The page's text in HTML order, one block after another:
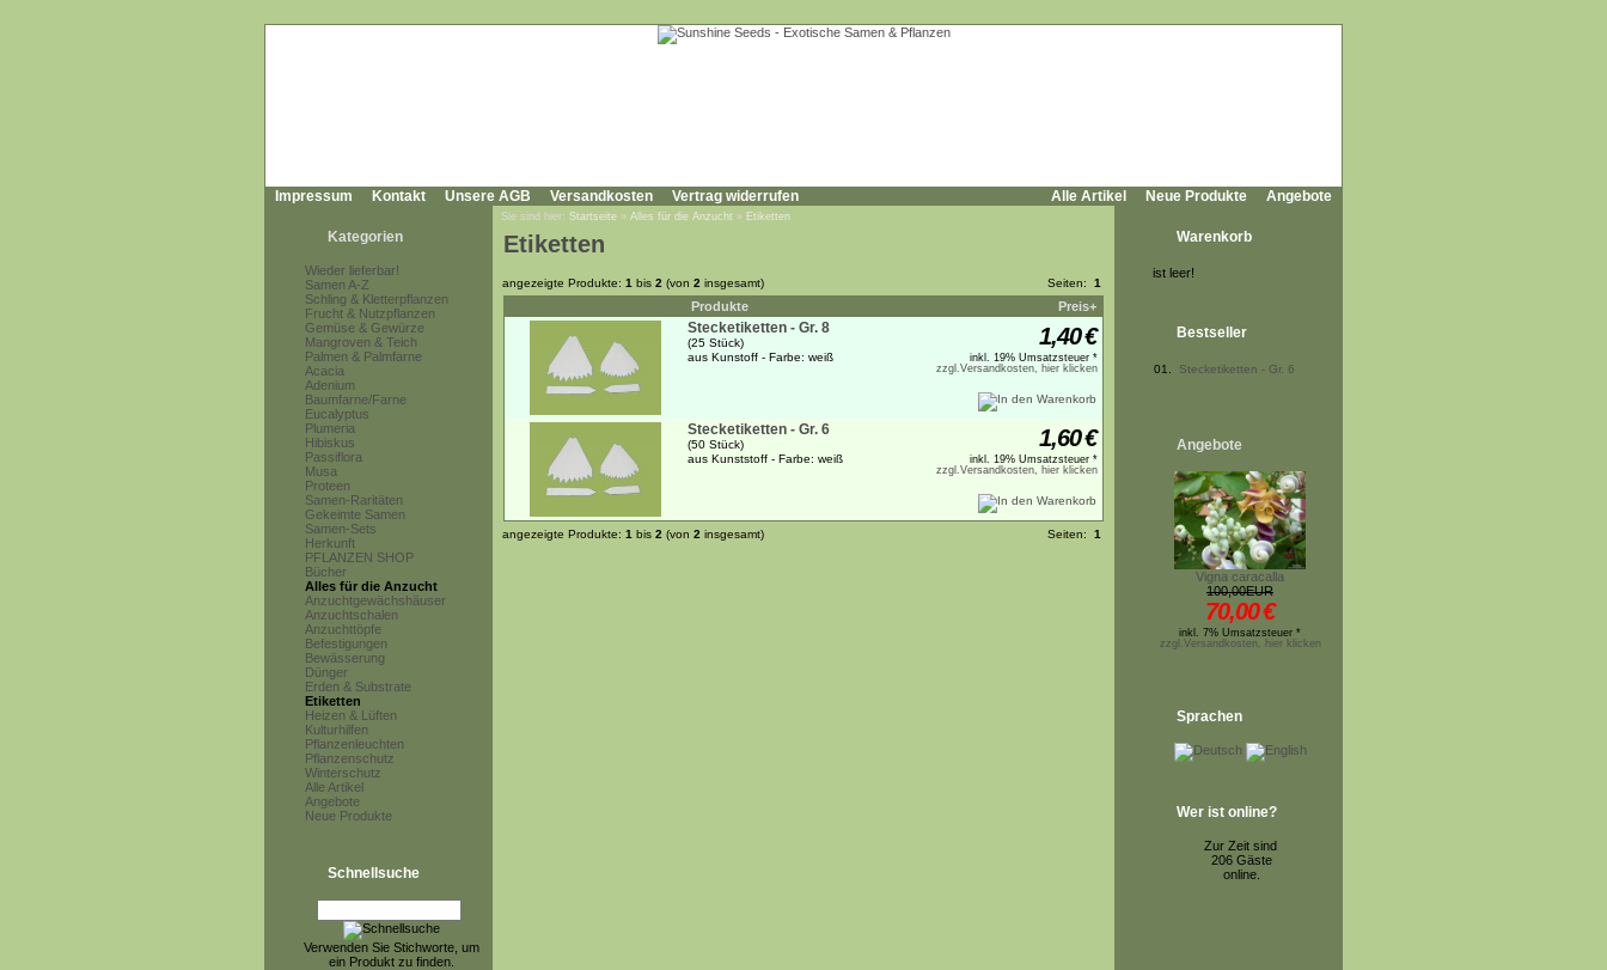
Impressum Kontakt Unsere AGB Versandkosten Vertrag widerrufen Alle Artikel Neue Produkte Angebote
Kategorien
Wieder lieferbar!
Samen A-Z
Schling & Kletterpflanzen
Frucht & Nutzpflanzen
Gemüse & Gewürze
Mangroven & Teich
Palmen & Palmfarne
Acacia
Adenium
Baumfarne/Farne
Eucalyptus
Plumeria
Hibiskus
Passiflora
Musa
Proteen
Samen-Raritäten
Gekeimte Samen
Samen-Sets
Herkunft
PFLANZEN SHOP
Bücher
Alles für die Anzucht
Anzuchtgewächshäuser
Anzuchtschalen
Anzuchttöpfe
Befestigungen
Bewässerung
Dünger
Erden & Substrate
Etiketten
Heizen & Lüften
Kulturhilfen
Pflanzenleuchten
Pflanzenschutz
Winterschutz
Alle Artikel
Angebote
Neue Produkte
Schnellsuche
Verwenden Sie Stichworte, um
ein Produkt zu finden.
Sie sind hier: Startseite » Alles für die Anzucht » Etiketten
Etiketten
angezeigte Produkte: 1 bis 2 (von 2 insgesamt) Seiten: 1
Produkte Preis+
Stecketiketten - Gr. 8
(25 Stück)
aus Kunstoff - Farbe: weiß
1,40€
inkl. 19% Umsatzsteuer *
zzgl.Versandkosten, hier klicken
Stecketiketten - Gr. 6
(50 Stück)
aus Kunststoff - Farbe: weiß
1,60€
inkl. 19% Umsatzsteuer *
zzgl.Versandkosten, hier klicken
angezeigte Produkte: 1 bis 2 (von 2 insgesamt) Seiten: 1
Warenkorb
ist leer!
Bestseller
01. Stecketiketten - Gr. 6
Angebote
Vigna caracalla
100,00EUR
70,00€
inkl. 7% Umsatzsteuer *
zzgl.Versandkosten, hier klicken
Sprachen
Wer ist online?
Zur Zeit sind
206 Gäste
online.